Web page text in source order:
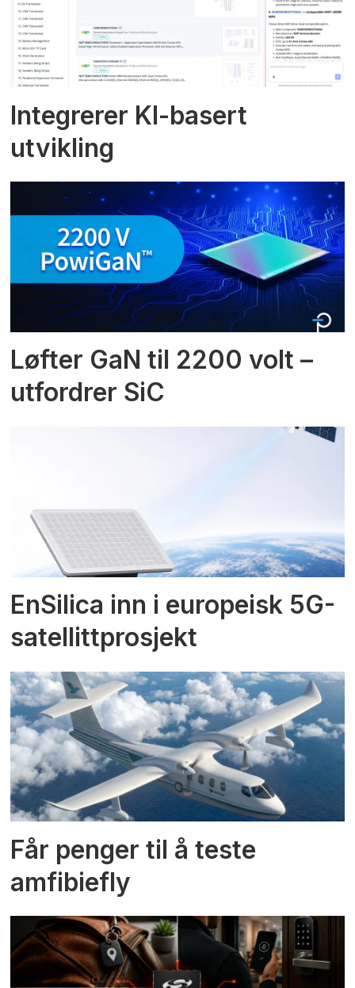
Integrerer KI-basert
utvikling
Løfter GaN til 2200 volt –
utfordrer SiC
EnSilica inn i europeisk 5G-
satellittprosjekt
Får penger til å teste
amfibiefly